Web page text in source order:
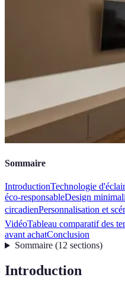
Sommaire
IntroductionTechnologie
éco-responsableDesign
circadienPersonnalisation et
VidéoTableau comparatif des
avant achatConclusion
Sommaire(12 sections)
Introduction